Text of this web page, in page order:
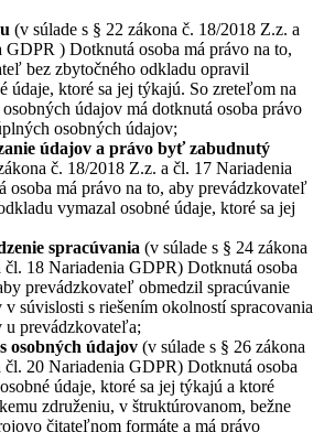
(v súlade s § 22 zákona č. 18/2018 Z.z. a
GDPR ) Dotknutá osoba má právo na to,
bez zbytočného odkladu opravil
údaje, ktoré sa jej týkajú. So zreteľom na
údajov má dotknutá osoba právo
osobných údajov;
údajov a právo byť zabudnutý
č. 18/2018 Z.z. a čl. 17 Nariadenia
osoba má právo na to, aby prevádzkovateľ
vymazal osobné údaje, ktoré sa jej
spracúvania (v súlade s § 24 zákona
čl. 18 Nariadenia GDPR) Dotknutá osoba
prevádzkovateľ obmedzil spracúvanie
súvislosti s riešením okolností spracovania
u prevádzkovateľa;
osobných údajov (v súlade s § 26 zákona
čl. 20 Nariadenia GDPR) Dotknutá osoba
údaje, ktoré sa jej týkajú a ktoré
združeniu, v štruktúrovanom, bežne
čitateľnom formáte a má právo